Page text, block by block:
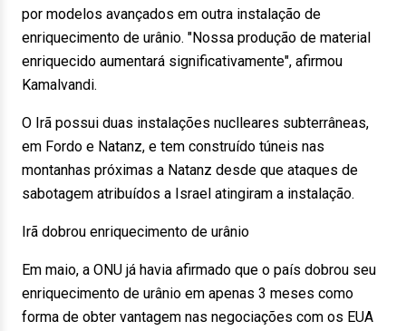
por modelos avançados em outra instalação de
enriquecimento de urânio. "Nossa produção de material
enriquecido aumentará significativamente", afirmou
Kamalvandi.
O Irã possui duas instalações nuclleares subterrâneas,
em Fordo e Natanz, e tem construído túneis nas
montanhas próximas a Natanz desde que ataques de
sabotagem atribuídos a Israel atingiram a instalação.
Irã dobrou enriquecimento de urânio
Em maio, a ONU já havia afirmado que o país dobrou seu
enriquecimento de urânio em apenas 3 meses como
forma de obter vantagem nas negociações com os EUA